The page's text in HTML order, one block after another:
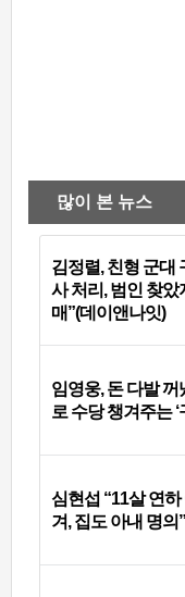
많이 본 뉴스
김정렬, 친형 군대
사 처리, 범인 찾
매”(데이앤나잇)
임영웅, 돈 다발
로 수당 챙겨주는 ‘
심현섭 “11살 연
겨, 집도 아내 명의